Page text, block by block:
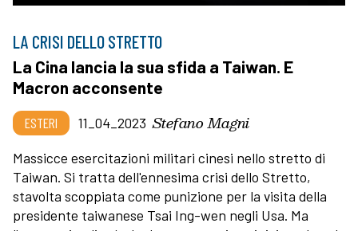
LA CRISI DELLO STRETTO
La Cina lancia la sua sfida a Taiwan. E
Macron acconsente
ESTERI 11_04_2023 Stefano Magni
Massicce esercitazioni militari cinesi nello stretto di
Taiwan. Si tratta dell'ennesima crisi dello Stretto,
stavolta scoppiata come punizione per la visita della
presidente taiwanese Tsai Ing-wen negli Usa. Ma